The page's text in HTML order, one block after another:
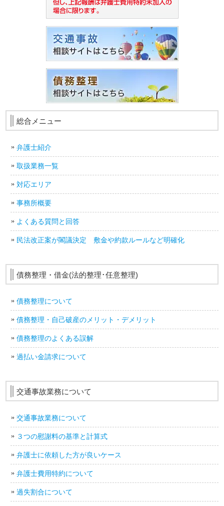
総合メニュー
弁護士紹介
取扱業務一覧
対応エリア
事務所概要
よくある質問と回答
民法改正案が閣議決定 敷金や約款ルールなど明確化
債務整理・借金(法的整理･任意整理)
債務整理について
債務整理・自己破産のメリット・デメリット
債務整理のよくある誤解
過払い金請求について
交通事故業務について
交通事故業務について
３つの慰謝料の基準と計算式
弁護士に依頼した方が良いケース
弁護士費用特約について
過失割合について